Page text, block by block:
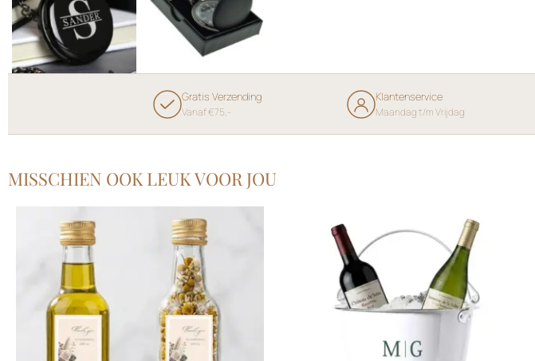
Gratis Verzending
Vanaf €75,-
Klantenservice
Maandag t/m Vrijdag
MISSCHIEN OOK LEUK VOOR JOU